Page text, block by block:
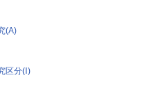
(A)
区分(Ⅰ)